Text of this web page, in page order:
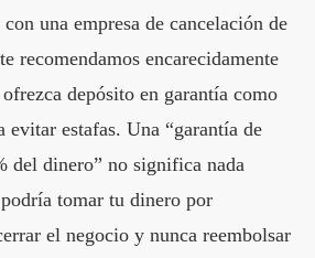
una empresa de cancelación de
recomendamos encarecidamente
depósito en garantía como
evitar estafas. Una “garantía de
del dinero” no significa nada
tomar tu dinero por
el negocio y nunca reembolsar